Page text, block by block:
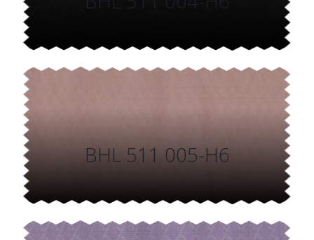
BHL 511 005-H6